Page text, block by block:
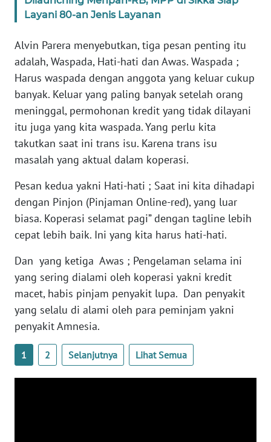
Layani 80-an Jenis Layanan
Alvin Parera menyebutkan, tiga pesan penting itu
adalah, Waspada, Hati-hati dan Awas. Waspada ;
Harus waspada dengan anggota yang keluar cukup
banyak. Keluar yang paling banyak setelah orang
meninggal, permohonan kredit yang tidak dilayani
itu juga yang kita waspada. Yang perlu kita
takutkan saat ini trans isu. Karena trans isu
masalah yang aktual dalam koperasi.
Pesan kedua yakni Hati-hati ; Saat ini kita dihadapi
dengan Pinjon (Pinjaman Online-red), yang luar
biasa. Koperasi selamat pagi” dengan tagline lebih
cepat lebih baik. Ini yang kita harus hati-hati.
Dan yang ketiga Awas ; Pengelaman selama ini
yang sering dialami oleh koperasi yakni kredit
macet, habis pinjam penyakit lupa. Dan penyakit
yang selalu di alami oleh para peminjam yakni
penyakit Amnesia.
1 2 Selanjutnya Lihat Semua
JAMBI
SULTRA
WN
NTB
WN
WN
SULBAR
BABEL
WN
SUMBAR
WN
SUMSEL